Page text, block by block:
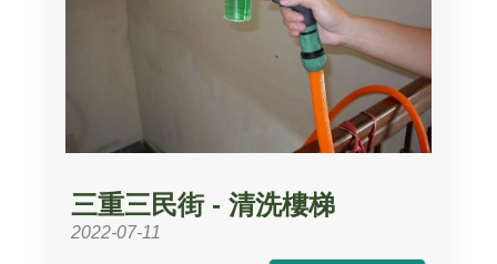
三重三民街 - 清洗樓梯
2022-07-11